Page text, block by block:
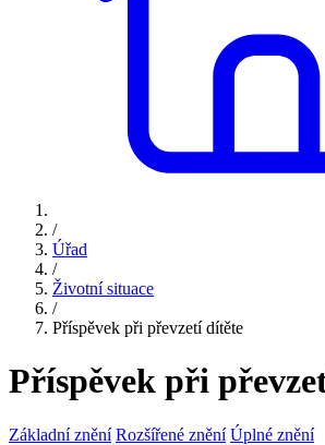
/
Úřad
/
Životní situace
/
Příspěvek při převzetí dítěte
Příspěvek při
Základní znění Rozšířené znění Úplné znění